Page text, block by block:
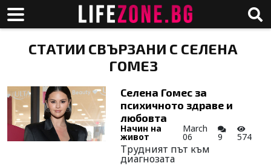
СТАТИИ СВЪРЗАНИ С СЕЛЕНА
ГОМЕЗ
Селена Гомес за
психичното здраве и
любовта
Начин на
живот
March
06 9 574
Трудният път към
диагнозата